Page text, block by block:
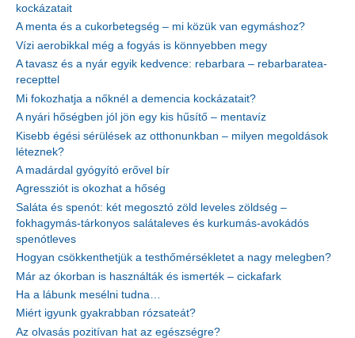
kockázatait
A menta és a cukorbetegség – mi közük van egymáshoz?
Vízi aerobikkal még a fogyás is könnyebben megy
A tavasz és a nyár egyik kedvence: rebarbara – rebarbaratea-
recepttel
Mi fokozhatja a nőknél a demencia kockázatait?
A nyári hőségben jól jön egy kis hűsítő – mentavíz
Kisebb égési sérülések az otthonunkban – milyen megoldások
léteznek?
A madárdal gyógyító erővel bír
Agressziót is okozhat a hőség
Saláta és spenót: két megosztó zöld leveles zöldség –
fokhagymás-tárkonyos salátaleves és kurkumás-avokádós
spenótleves
Hogyan csökkenthetjük a testhőmérsékletet a nagy melegben?
Már az ókorban is használták és ismerték – cickafark
Ha a lábunk mesélni tudna…
Miért igyunk gyakrabban rózsateát?
Az olvasás pozitívan hat az egészségre?